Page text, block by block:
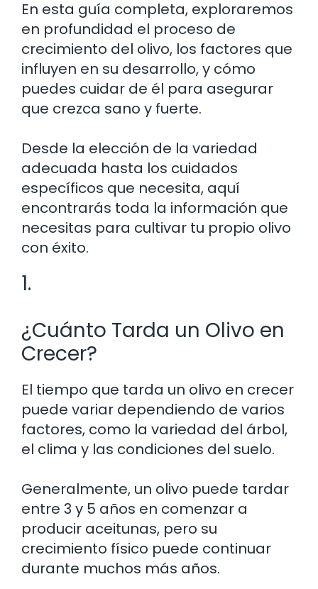
En esta guía completa, exploraremos
en profundidad el proceso de
crecimiento del olivo, los factores que
influyen en su desarrollo, y cómo
puedes cuidar de él para asegurar
que crezca sano y fuerte.
Desde la elección de la variedad
adecuada hasta los cuidados
específicos que necesita, aquí
encontrarás toda la información que
necesitas para cultivar tu propio olivo
con éxito.
1.
¿Cuánto Tarda un Olivo en
Crecer?
El tiempo que tarda un olivo en crecer
puede variar dependiendo de varios
factores, como la variedad del árbol,
el clima y las condiciones del suelo.
Generalmente, un olivo puede tardar
entre 3 y 5 años en comenzar a
producir aceitunas, pero su
crecimiento físico puede continuar
durante muchos más años.